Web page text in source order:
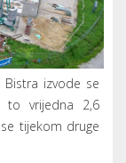
Bistra izvode se
to vrijedna 2,6
tijekom druge